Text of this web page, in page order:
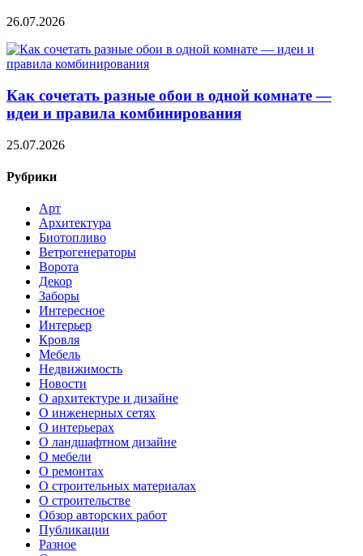
26.07.2026
Как сочетать разные обои в одной комнате —
идеи и правила комбинирования
25.07.2026
Рубрики
Арт
Архитектура
Биотопливо
Ветрогенераторы
Ворота
Декор
Заборы
Интересное
Интерьер
Кровля
Мебель
Недвижимость
Новости
О архитектуре и дизайне
О инженерных сетях
О интерьерах
О ландшафтном дизайне
О мебели
О ремонтах
О строительных материалах
О строительстве
Обзор авторских работ
Публикации
Разное